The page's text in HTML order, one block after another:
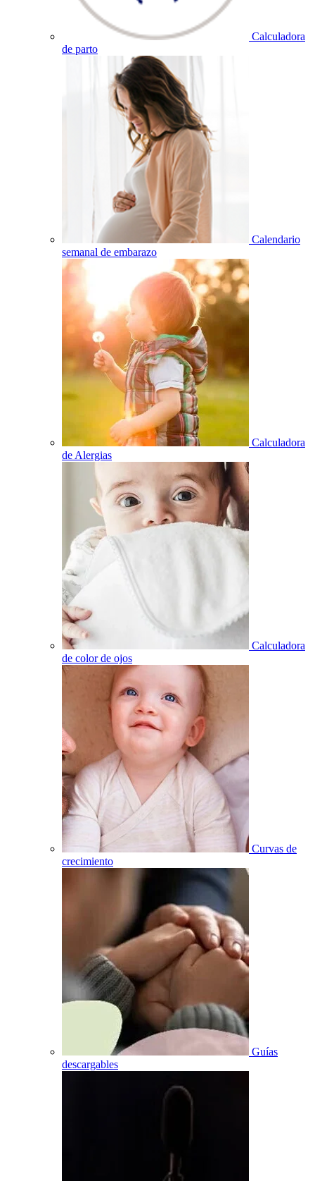
Calculadora
de parto
Calendario
semanal de embarazo
Calculadora
de Alergias
Calculadora
de color de ojos
Curvas de
crecimiento
Guías
descargables